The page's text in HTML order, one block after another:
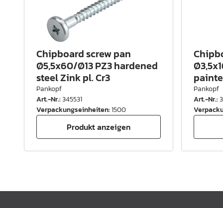
Chipboard screw pan
Ø5,5x60/Ø13 PZ3 hardened
steel Zink pl. Cr3
Pankopf
Art.-Nr.:345531
Verpackungseinheiten:1500
Produkt anzeigen
Pankopf
Art.-Nr.: